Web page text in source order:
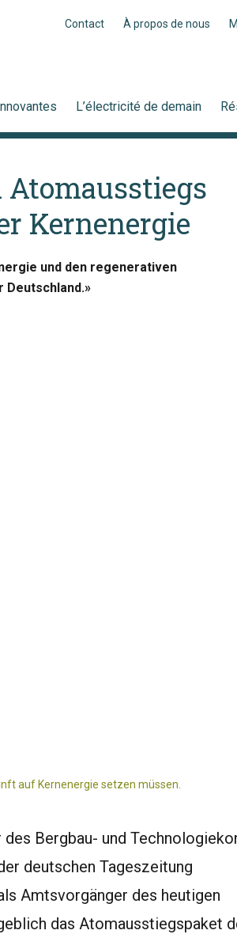
Contact À propos de nous
L’électricité de demain
Kernenergie
und den regenerativen
Deutschland.»
auf Kernenergie setzen müssen.
Bergbau- und
deutschen Tageszeitung
Amtsvorgänger des heutigen
das Atomausstiegspaket